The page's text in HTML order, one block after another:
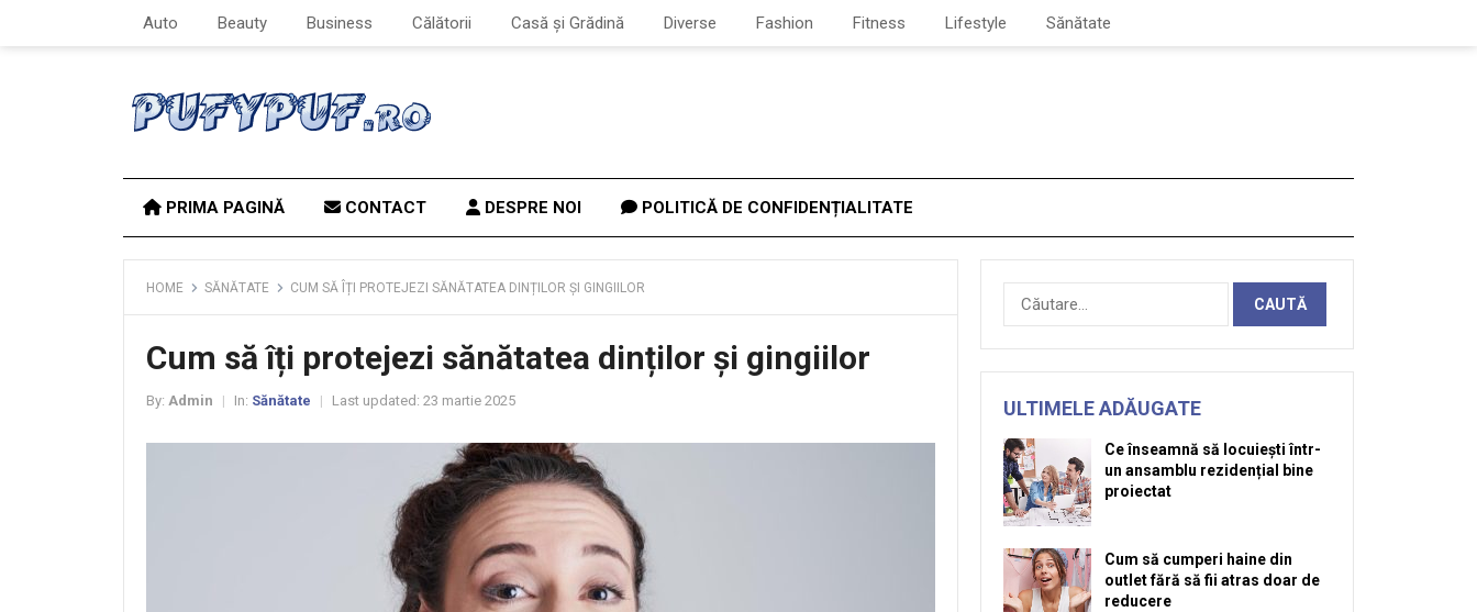
Auto Beauty Business Călătorii Casă și Grădină Diverse Fashion Fitness Lifestyle Sănătate
PRIMA PAGINĂ CONTACT DESPRE NOI POLITICĂ DE CONFIDENȚIALITATE
HOME SĂNĂTATE CUM SĂ ÎȚI PROTEJEZI SĂNĂTATEA DINȚILOR ȘI GINGIILOR
Cum să îți protejezi sănătatea dinților și gingiilor
By: Admin In: Sănătate Last updated: 23 martie 2025
Caută
după:
ULTIMELE ADĂUGATE
Ce înseamnă să locuiești într-
un ansamblu rezidențial bine
proiectat
Cum să cumperi haine din
outlet fără să fii atras doar de
reducere